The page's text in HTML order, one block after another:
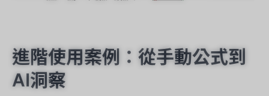
進階使用案例：從手動公式到
AI洞察